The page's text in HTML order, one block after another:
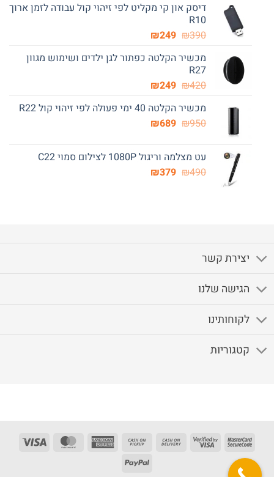
היה:
הוא:
דיסק און קי מקליט לפי זיהוי קול עבודה לזמן ארוך
R10
₪390
המחיר
היה:
₪249 המחיר
הוא:
מכשיר הקלטה כפתור לגן ילדים ושימוש מגוון
R27
₪420
המחיר
היה:
₪420.
₪249 המחיר
הוא:
₪249.
מכשיר הקלטה 40 ימי פעולה לפי זיהוי קול R22
₪950
המחיר
₪950.
₪689 המחיר
₪689.עט מצלמה וריגול 1080P לצילום סמוי C22
₪490
המחיר
₪379 המחיר
יצירת קשר
הגישה שלנו
לקוחותינו
קטגוריות
MasterCard
Visa
Cash
Delivery
Cash
Pickup
American
MasterCard
Visa
PayPal